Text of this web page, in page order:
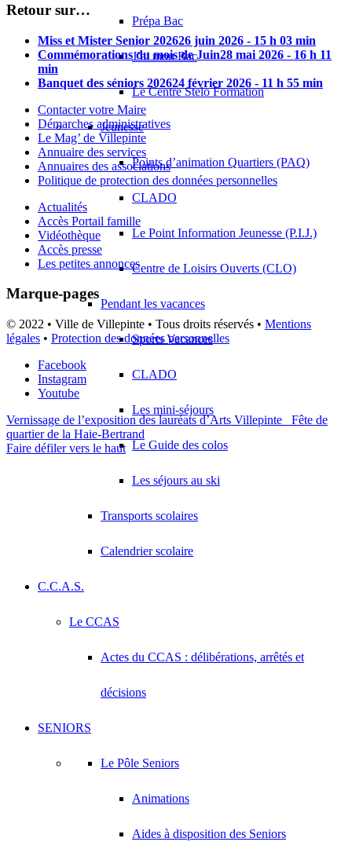
Prépa Bac
J’ai mon Bac
Le Centre Stelo Formation
Jeunesse
Points d’animation Quartiers (PAQ)
CLADO
Le Point Information Jeunesse (P.I.J.)
Centre de Loisirs Ouverts (CLO)
Pendant les vacances
Sports Vacances
CLADO
Les mini-séjours
Le Guide des colos
Les séjours au ski
Transports scolaires
Calendrier scolaire
C.C.A.S.
Le CCAS
Actes du CCAS : délibérations, arrêtés et
décisions
SENIORS
Le Pôle Seniors
Animations
Aides à disposition des Seniors
Retour sur…
Miss et Mister Senior 202626 juin 2026 - 15 h 03 min
Commémorations du mois de Juin28 mai 2026 - 16 h 11
min
Banquet des séniors 202624 février 2026 - 11 h 55 min
Contacter votre Maire
Démarches administratives
Le Mag’ de Villepinte
Annuaire des services
Annuaires des associations
Politique de protection des données personnelles
Actualités
Accès Portail famille
Vidéothèque
Accès presse
Les petites annonces
Marque-pages
© 2022 • Ville de Villepinte • Tous droits réservés • Mentions
légales • Protection des données personnelles
Facebook
Instagram
Youtube
Vernissage de l’exposition des lauréats d’Arts Villepinte
Fête de
quartier de la Haie-Bertrand
Faire défiler vers le haut